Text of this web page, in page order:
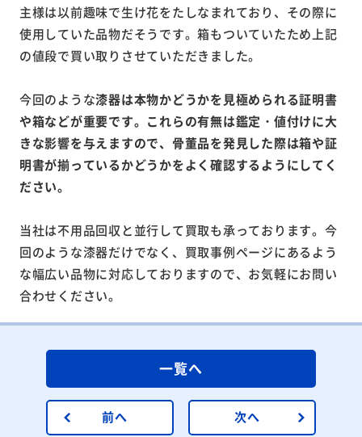
主様は以前趣味で生け花をたしなまれており、その際に
使用していた品物だそうです。箱もついていたため上記
の値段で買い取りさせていただきました。
今回のような漆器は本物かどうかを見極められる証明書
や箱などが重要です。これらの有無は鑑定・値付けに大
きな影響を与えますので、骨董品を発見した際は箱や証
明書が揃っているかどうかをよく確認するようにしてく
ださい。
当社は不用品回収と並行して買取も承っております。今
回のような漆器だけでなく、買取事例ページにあるよう
な幅広い品物に対応しておりますので、お気軽にお問い
合わせください。
前へ
一覧へ
次へ